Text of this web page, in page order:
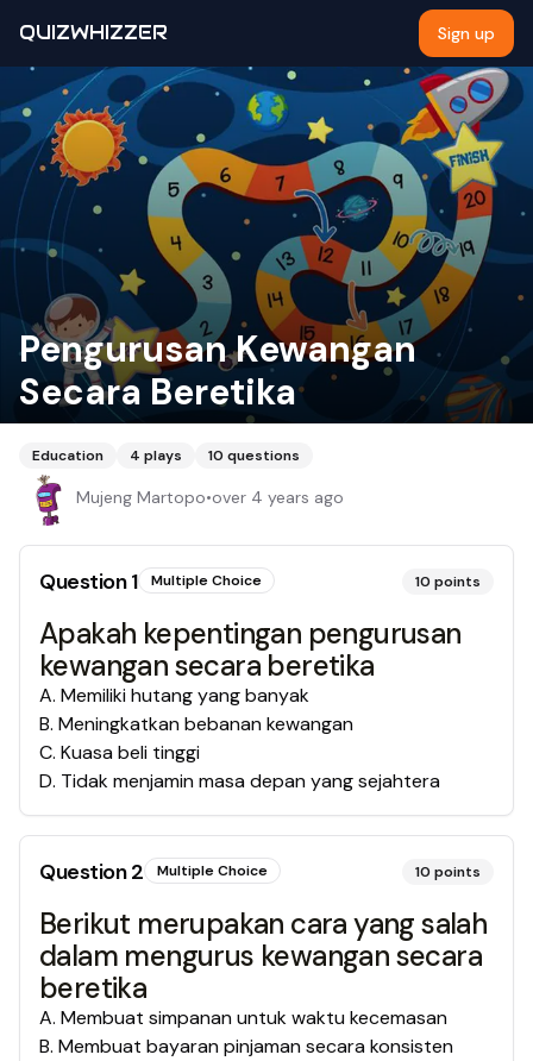
QUIZWHIZZER Sign up
Pengurusan Kewangan
Secara Beretika
Education 4 plays 10 questions
Mujeng Martopo•over 4 years ago
Question1 Multiple Choice 10 points
Apakah kepentingan pengurusan
kewangan secara beretika
A. Memiliki hutang yang banyak
B. Meningkatkan bebanan kewangan
C. Kuasa beli tinggi
D. Tidak menjamin masa depan yang sejahtera
Question2 Multiple Choice 10 points
Berikut merupakan cara yang salah
dalam mengurus kewangan secara
beretika
A. Membuat simpanan untuk waktu kecemasan
B. Membuat bayaran pinjaman secara konsisten